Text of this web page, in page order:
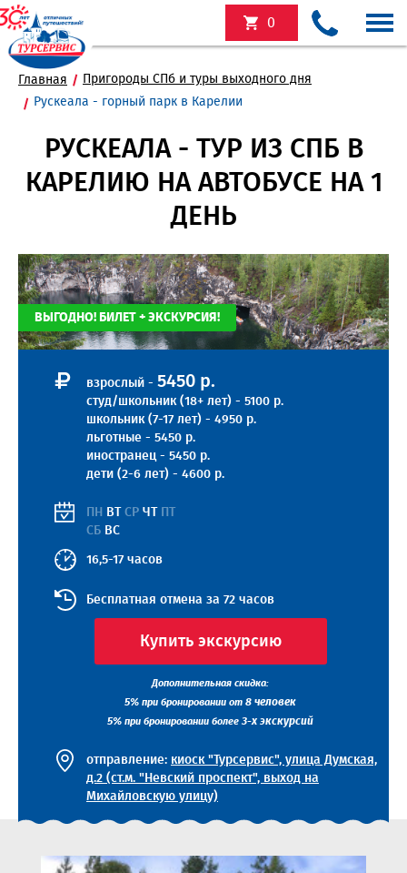
0
Главная
Пригороды СПб и туры выходного дня
Рускеала - горный парк в Карелии
РУСКЕАЛА - ТУР ИЗ СПБ В
КАРЕЛИЮ НА АВТОБУСЕ НА 1
ДЕНЬ
ВЫГОДНО! БИЛЕТ + ЭКСКУРСИЯ!
взрослый - 5450 р.
студ/школьник (18+ лет) - 5100 р.
школьник (7-17 лет) - 4950 р.
льготные - 5450 р.
иностранец - 5450 р.
дети (2-6 лет) - 4600 р.
ПН ВТ СР ЧТ
СБ ВС
16,5-17 часов
Бесплатная отмена за 72 часов
Купить экскурсию
Дополнительная скидка:
5% при бронировании от 8 человек
5% при бронировании более 3-х экскурсий
отправление: киоск "Турсервис", улица Думская,
д.2 (ст.м. "Невский проспект", выход на
Михайловскую улицу)